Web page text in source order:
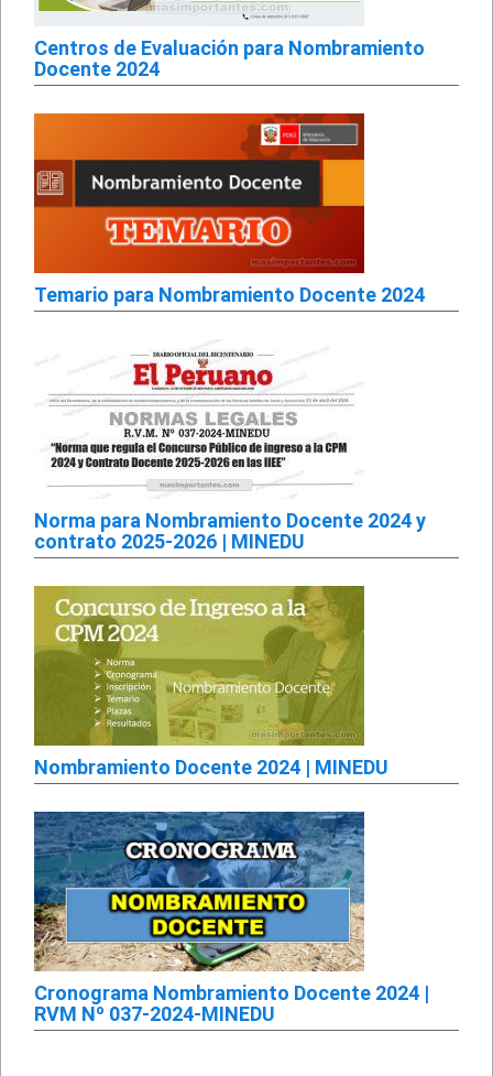
Centros de Evaluación para Nombramiento
Docente 2024
Temario para Nombramiento Docente 2024
Norma para Nombramiento Docente 2024 y
contrato 2025-2026 | MINEDU
Nombramiento Docente 2024 | MINEDU
Cronograma Nombramiento Docente 2024 |
RVM Nº 037-2024-MINEDU